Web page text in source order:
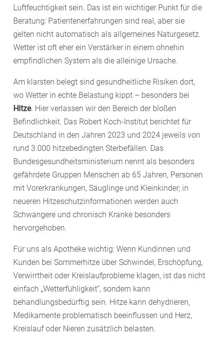
Luftfeuchtigkeit sein. Das ist ein wichtiger Punkt für die
Beratung: Patientenerfahrungen sind real, aber sie
gelten nicht automatisch als allgemeines Naturgesetz.
Wetter ist oft eher ein Verstärker in einem ohnehin
empfindlichen System als die alleinige Ursache.
Am klarsten belegt sind gesundheitliche Risiken dort,
wo Wetter in echte Belastung kippt – besonders bei
Hitze. Hier verlassen wir den Bereich der bloßen
Befindlichkeit. Das Robert Koch-Institut berichtet für
Deutschland in den Jahren 2023 und 2024 jeweils von
rund 3.000 hitzebedingten Sterbefällen. Das
Bundesgesundheitsministerium nennt als besonders
gefährdete Gruppen Menschen ab 65 Jahren, Personen
mit Vorerkrankungen, Säuglinge und Kleinkinder; in
neueren Hitzeschutzinformationen werden auch
Schwangere und chronisch Kranke besonders
hervorgehoben.
Für uns als Apotheke wichtig: Wenn Kundinnen und
Kunden bei Sommerhitze über Schwindel, Erschöpfung,
Verwirrtheit oder Kreislaufprobleme klagen, ist das nicht
einfach „Wetterfühligkeit“, sondern kann
behandlungsbedürftig sein. Hitze kann dehydrieren,
Medikamente problematisch beeinflussen und Herz,
Kreislauf oder Nieren zusätzlich belasten.